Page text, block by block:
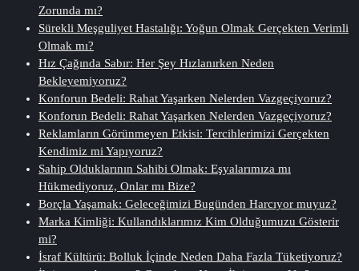
Zorunda mı?
Sürekli Meşguliyet Hastalığı: Yoğun Olmak Gerçekten Verimli
Olmak mı?
Hız Çağında Sabır: Her Şey Hızlanırken Neden
Bekleyemiyoruz?
Konforun Bedeli: Rahat Yaşarken Nelerden Vazgeçiyoruz?
Konforun Bedeli: Rahat Yaşarken Nelerden Vazgeçiyoruz?
Reklamların Görünmeyen Etkisi: Tercihlerimizi Gerçekten
Kendimiz mi Yapıyoruz?
Sahip Olduklarının Sahibi Olmak: Eşyalarımıza mı
Hükmediyoruz, Onlar mı Bize?
Borçla Yaşamak: Geleceğimizi Bugünden Harcıyor muyuz?
Marka Kimliği: Kullandıklarımız Kim Olduğumuzu Gösterir
mi?
İsraf Kültürü: Bolluk İçinde Neden Daha Fazla Tüketiyoruz?